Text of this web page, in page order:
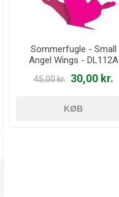
Sommerfugle - Small
Angel Wings - DL112A
45,00 kr. 30,00 kr.
KØB